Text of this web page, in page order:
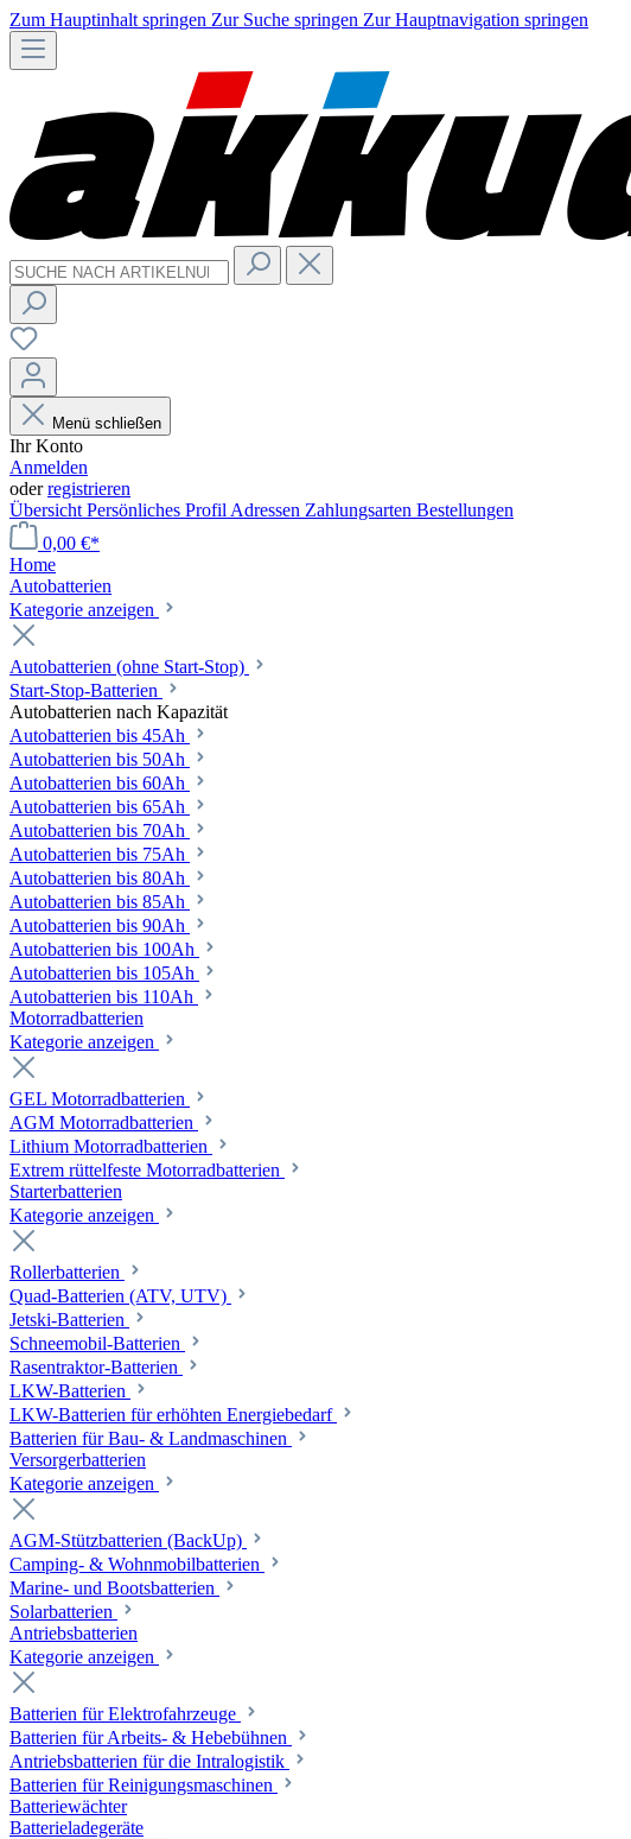
Zum Hauptinhalt springen Zur Suche springen Zur Hauptnavigation springen
Menü schließen
Ihr Konto
Anmelden
oderregistrieren
Übersicht Persönliches Profil Adressen Zahlungsarten Bestellungen
0,00 €*
Home
Autobatterien
Kategorie anzeigen
Autobatterien (ohne Start-Stop)
Start-Stop-Batterien
Autobatterien nach Kapazität
Autobatterien bis 45Ah
Autobatterien bis 50Ah
Autobatterien bis 60Ah
Autobatterien bis 65Ah
Autobatterien bis 70Ah
Autobatterien bis 75Ah
Autobatterien bis 80Ah
Autobatterien bis 85Ah
Autobatterien bis 90Ah
Autobatterien bis 100Ah
Autobatterien bis 105Ah
Autobatterien bis 110Ah
Motorradbatterien
Kategorie anzeigen
GEL Motorradbatterien
AGM Motorradbatterien
Lithium Motorradbatterien
Extrem rüttelfeste Motorradbatterien
Starterbatterien
Kategorie anzeigen
Rollerbatterien
Quad-Batterien (ATV, UTV)
Jetski-Batterien
Schneemobil-Batterien
Rasentraktor-Batterien
LKW-Batterien
LKW-Batterien für erhöhten Energiebedarf
Batterien für Bau- & Landmaschinen
Versorgerbatterien
Kategorie anzeigen
AGM-Stützbatterien (BackUp)
Camping- & Wohnmobilbatterien
Marine- und Bootsbatterien
Solarbatterien
Antriebsbatterien
Kategorie anzeigen
Batterien für Elektrofahrzeuge
Batterien für Arbeits- & Hebebühnen
Antriebsbatterien für die Intralogistik
Batterien für Reinigungsmaschinen
Batteriewächter
Batterieladegeräte